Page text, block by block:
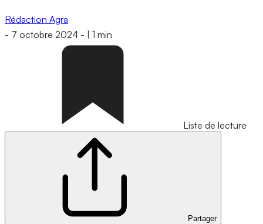
Rédaction Agra
- 7 octobre 2024 - 1 min
Liste de lecture
Partager